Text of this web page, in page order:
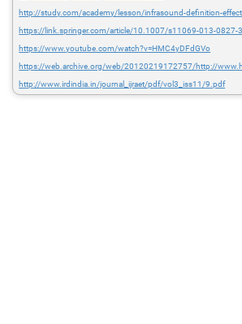
http://study.com/academy/lesson/infrasound-definition-
https://link.springer.com/article/10.1007/s11069-013-0827-3
https://www.youtube.com/watch?v=HMC4yDFdGVo
https://web.archive.org/web/20120219172757/http://
http://www.irdindia.in/journal_ijraet/pdf/vol3_iss11/9.pdf